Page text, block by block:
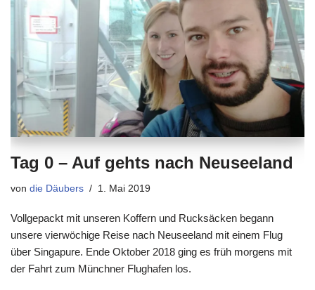
Tag 0 – Auf gehts nach Neuseeland
von die Däubers 1. Mai 2019
Vollgepackt mit unseren Koffern und Rucksäcken begann
unsere vierwöchige Reise nach Neuseeland mit einem Flug
über Singapure. Ende Oktober 2018 ging es früh morgens mit
der Fahrt zum Münchner Flughafen los.